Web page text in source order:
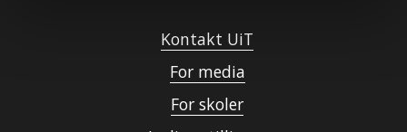
Kontakt UiT
For media
For skoler